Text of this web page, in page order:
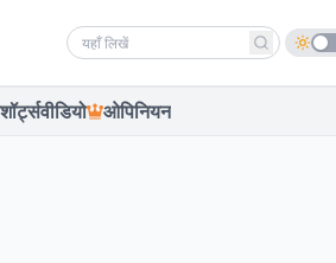
Search news
शॉर्ट्सवीडियो ओपिनियन